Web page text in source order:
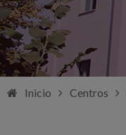
Inicio Centros